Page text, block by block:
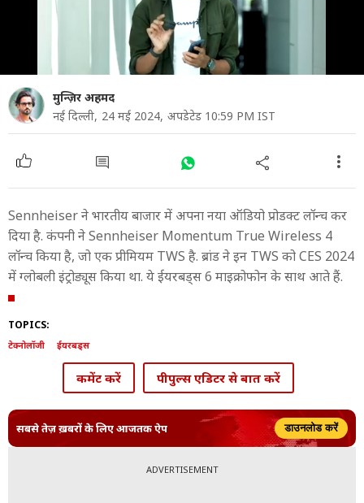
मुन्ज़िर अहमद
नई दिल्ली, 24 मई 2024, अपडेटेड 10:59 PM IST
Sennheiser ने भारतीय बाजार में अपना नया ऑडियो प्रोडक्ट लॉन्च कर
दिया है. कंपनी ने Sennheiser Momentum True Wireless 4
लॉन्च किया है, जो एक प्रीमियम TWS है. ब्रांड ने इन TWS को CES 2024
में ग्लोबली इंट्रोड्यूस किया था. ये ईयरबड्स 6 माइक्रोफोन के साथ आते हैं.
TOPICS:
टेक्नोलॉजी ईयरबड्स
कमेंट करें पीपुल्स एडिटर से बात करें
सबसे तेज़ ख़बरों के लिए आजतक ऐप डाउनलोड करें
ADVERTISEMENT